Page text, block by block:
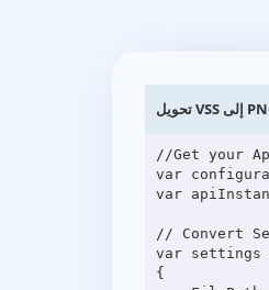
//Get your
var
var
// Convert
var settings
{